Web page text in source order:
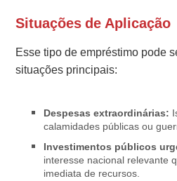
Situações de Aplicação
Esse tipo de empréstimo pode
situações principais:
Despesas extraordinárias:
calamidades públicas ou
Investimentos públicos
interesse nacional relevante
imediata de recursos.